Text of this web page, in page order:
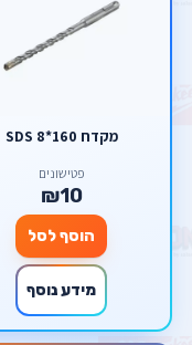
מקדח SDS 8*160
פטישונים
₪10
הוסף לסל
מידע נוסף